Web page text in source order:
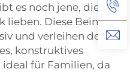
es noch jene, die
lieben. Diese Beine
und verleihen dem
konstruktives
ideal für Familien, da